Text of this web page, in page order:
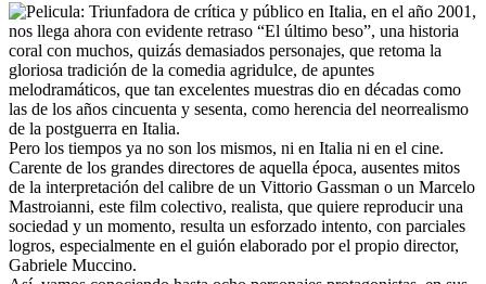
Triunfadora de crítica y público en Italia, en el año 2001,
nos llega ahora con evidente retraso “El último beso”, una historia
coral con muchos, quizás demasiados personajes, que retoma la
gloriosa tradición de la comedia agridulce, de apuntes
melodramáticos, que tan excelentes muestras dio en décadas como
las de los años cincuenta y sesenta, como herencia del neorrealismo
de la postguerra en Italia.
Pero los tiempos ya no son los mismos, ni en Italia ni en el cine.
Carente de los grandes directores de aquella época, ausentes mitos
de la interpretación del calibre de un Vittorio Gassman o un Marcelo
Mastroianni, este film colectivo, realista, que quiere reproducir una
sociedad y un momento, resulta un esforzado intento, con parciales
logros, especialmente en el guión elaborado por el propio director,
Gabriele Muccino.